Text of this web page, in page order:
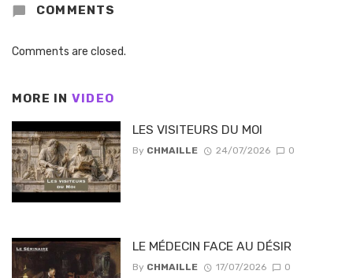
COMMENTS
Comments are closed.
MORE IN VIDEO
LES VISITEURS DU MOI
By CHMAILLE 24/07/2026 0
LE MÉDECIN FACE AU DÉSIR
By CHMAILLE 17/07/2026 0